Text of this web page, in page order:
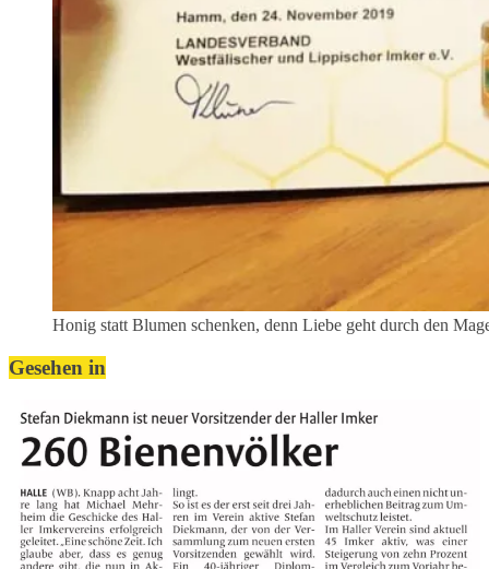
Honig statt Blumen schenken, denn Liebe geht durch den
Gesehen in